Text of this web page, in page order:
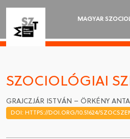
MAGYAR
AKTUALITÁSOK
VÁNDORGYŰLÉSEK
SZAKOSZTÁLYOK
SZOCIOLÓGIAI
GRAJCZJÁR ISTVÁN – ÖRKÉNY
DOI: HTTPS://DOI.ORG/10.51624/